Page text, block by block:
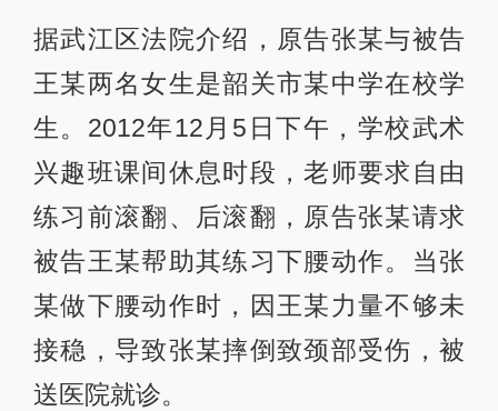
据武江区法院介绍，原告张某与被告
王某两名女生是韶关市某中学在校学
生。2012年12月5日下午，学校武术
兴趣班课间休息时段，老师要求自由
练习前滚翻、后滚翻，原告张某请求
被告王某帮助其练习下腰动作。当张
某做下腰动作时，因王某力量不够未
接稳，导致张某摔倒致颈部受伤，被
送医院就诊。